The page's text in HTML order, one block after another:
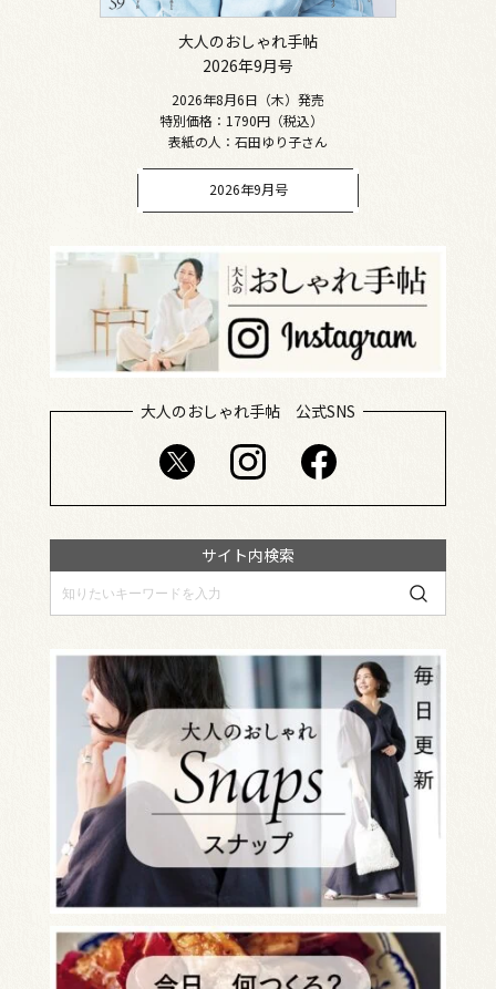
大人のおしゃれ手帖
2026年9月号
2026年8月6日（木）発売
特別価格：1790円（税込）
表紙の人：石田ゆり子さん
2026年9月号
大人のおしゃれ手帖 公式SNS
サイト内検索